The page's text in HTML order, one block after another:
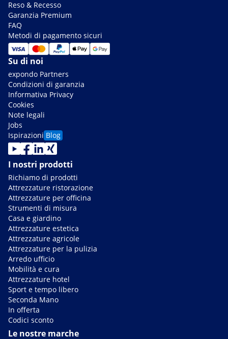
Reso & Recesso
Garanzia Premium
FAQ
Metodi di pagamento sicuri
Su di noi
expondo Partners
Condizioni di garanzia
Informativa Privacy
Cookies
Note legali
Jobs
Ispirazioni Blog
I nostri prodotti
Richiamo di prodotti
Attrezzature ristorazione
Attrezzature per officina
Strumenti di misura
Casa e giardino
Attrezzature estetica
Attrezzature agricole
Attrezzature per la pulizia
Arredo ufficio
Mobilità e cura
Attrezzature hotel
Sport e tempo libero
Seconda Mano
In offerta
Codici sconto
Le nostre marche